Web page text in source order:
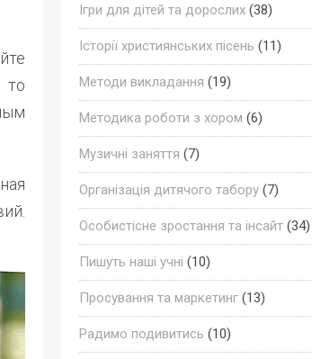
то
Ігри для дітей та дорослих(38)
Історії християнських пісень (11)
Методи викладання (19)
Методика роботи з хором (6)
Музичні заняття (7)
Організація дитячого табору(7)
Особистісне зростання та інсайт(34)
Пишуть наші учні (10)
Просування та маркетинг(13)
Радимо подивитись (10)